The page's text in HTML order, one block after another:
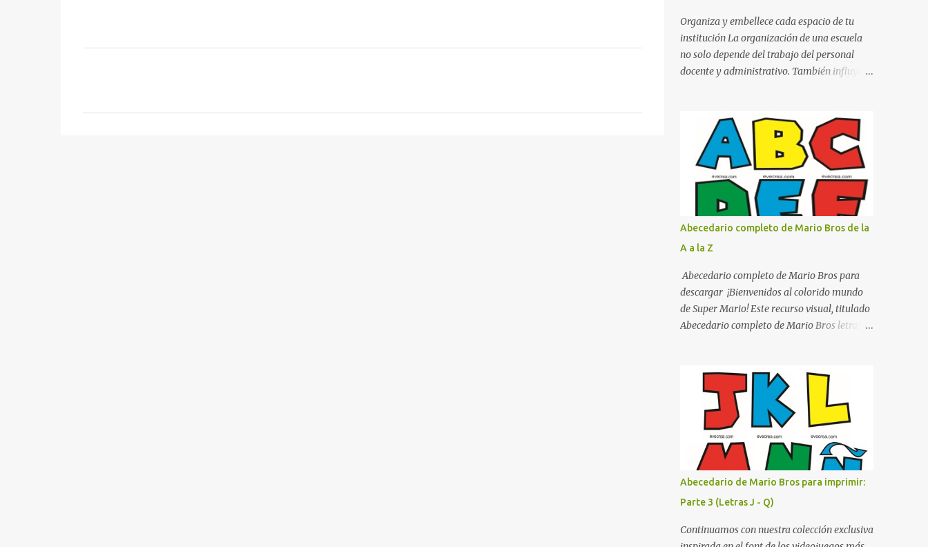
Organiza y embellece cada espacio de tu
institución La organización de una escuela
no solo depende del trabajo del personal
docente y administrativo. También influye la
una función práctica al orientar a
estudiantes, padres de familia, docentes y
visitantes, pero además aportan un toque
decorativo que hace que la institución luzca
más ordenada, moderna y acogedora.
Pensando en esta necesidad, he diseñado
una colección de letreros útiles para la
escuela con un estilo elegante, fácil de leer y
listo para imprimir en alta calidad. Su diseño
busca combinar funcionalidad y estética,
logrando que cualquier institución educativa
proyecte una imagen más organizada y
profesional. ¿Por qué son importantes los
quienes visitan la institución por primera
vez, encontrar la biblioteca, la dirección o un
aula específica puede resultar c...
Abecedario completo de Mario Bros de la
A a la Z
Abecedario completo de Mario Bros para
descargar ¡Bienvenidos al colorido mundo
de Super Mario! Este recurso visual, titulado
Abecedario completo de Mario Bros letras
de los videojuegos. Este set de letras está
diseñado para transformar cualquier
mensaje en una aventura, utilizando la
tipografía clásica y robusta que los fans han
reconocido por décadas. En esta primera
sección, el abecedario nos presenta:
Identidad Visual: Un diseño de bloques con
bordes negros gruesos que resaltan sobre
cualquier fondo. Paleta de Colores: Una
secuencia dinámica que alterna entre el rojo
de Mario, el verde de Luigi, y los tonos azul y
Abecedario de Mario Bros para imprimir:
Parte 3 (Letras J - Q)
Continuamos con nuestra colección exclusiva